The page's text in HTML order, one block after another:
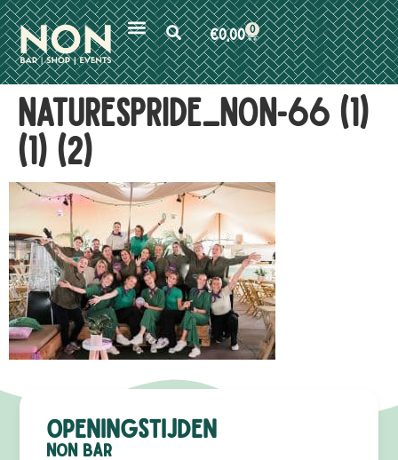
€0,00 0
Naturespride_non-66 (1)
(1) (2)
Openingstijden
NON Bar